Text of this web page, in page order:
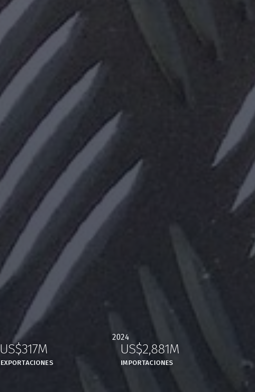
2024
US$317M
EXPORTACIONES
US$2,881M
IMPORTACIONES